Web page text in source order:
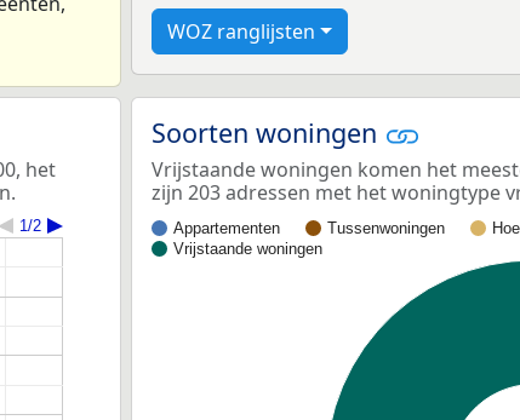
WOZ ranglijsten
het
1/2
Soorten woningen
Vrijstaande woningen komen het
zijn 203 adressen met het woningtype
Appartementen Tussenwoningen
Vrijstaande woningen